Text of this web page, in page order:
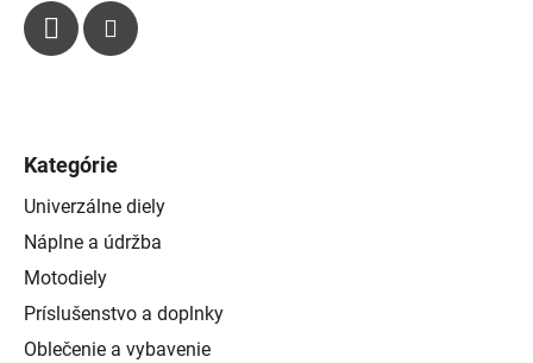
Kategórie
Univerzálne diely
Náplne a údržba
Motodiely
Príslušenstvo a doplnky
Oblečenie a vybavenie